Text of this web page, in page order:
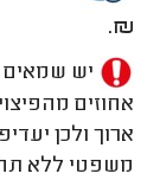
₪
.
יש
אחוזים
ארוך ולכן
משפטי ללא